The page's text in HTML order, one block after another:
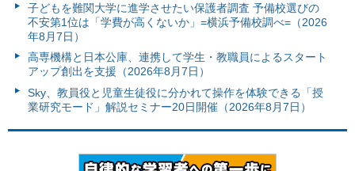
子どもを難関大学に進学させたい保護者調査 予備校選びの
不安第1位は「学費が高くないか」=横浜予備校調べ=（2026
年8月7日）
高専機構と日本公庫、連携して学生・教職員によるスタート
アップ創出を支援（2026年8月7日）
Sky、教員役と児童生徒役に分かれて操作を体験できる「授
業研究モード」解説セミナー20日開催（2026年8月7日）